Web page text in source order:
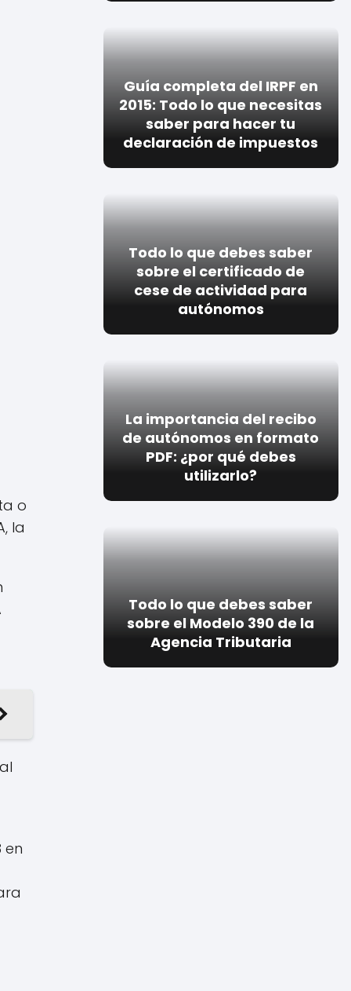
o
la
en
Guía completa del IRPF en
2015: Todo lo que necesitas
saber para hacer tu
declaración de impuestos
Todo lo que debes saber
sobre el certificado de
cese de actividad para
autónomos
La importancia del recibo
de autónomos en formato
PDF: ¿por qué debes
utilizarlo?
Todo lo que debes saber
sobre el Modelo 390 de la
Agencia Tributaria